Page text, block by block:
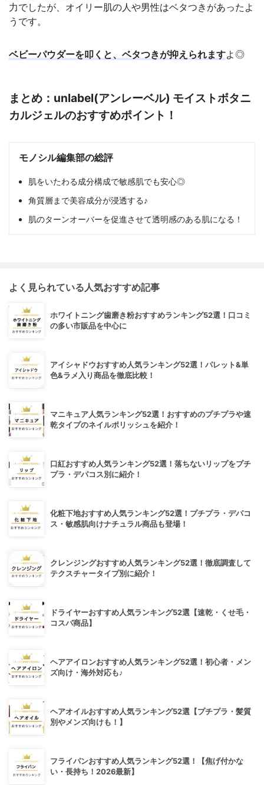
力でしたが、オイリー肌の人や男性はベタつきがあったよ
うです。
ベビーパウダーを叩くと、ベタつきが抑えられますよ◎
まとめ：unlabel(アンレーベル) モイストボタニ
カルジェルのおすすめポイント！
モノシル編集部の総評
肌をいたわる成分構成で敏感肌でも安心◎
角質層まで美容成分が浸透する♪
肌のターンオーバーを促進させて透明感のある肌になる！
よく見られている人気おすすめ記事
ホワイトニング歯磨き粉おすすめランキング52選！口コミ
の多い市販品を中心に
アイシャドウおすすめ人気ランキング52選！パレット&単
色&ラメ入り商品を徹底比較！
マニキュア人気ランキング52選！おすすめのプチプラや速
乾タイプのネイルポリッシュを紹介！
口紅おすすめ人気ランキング52選！落ちないリップをプチ
プラ・デパコス別に紹介！
化粧下地おすすめ人気ランキング52選！プチプラ・デパコ
ス・敏感肌向けナチュラル商品も登場！
クレンジングおすすめ人気ランキング52選！徹底調査して
テクスチャータイプ別に紹介！
ドライヤーおすすめ人気ランキング52選【速乾・くせ毛・
コスパ商品】
ヘアアイロンおすすめ人気ランキング52選！初心者・メン
ズ向け・海外対応も♪
ヘアオイルおすすめ人気ランキング52選【プチプラ・髪質
別やメンズ向けも！】
フライパンおすすめ人気ランキング52選！【焦げ付かな
い・長持ち！2026最新】